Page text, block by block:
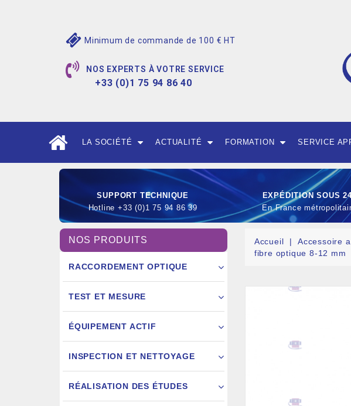
Minimum de commande de 100 € HT
NOS EXPERTS À VOTRE SERVICE
+33 (0)1 75 94 86 40
LA SOCIÉTÉ ACTUALITÉ FORMATION SERVICE
SUPPORT TECHNIQUE
Hotline +33 (0)1 75 94 86 39
EXPÉDITION SOUS
En France
NOS PRODUITS
RACCORDEMENT OPTIQUE
TEST ET MESURE
ÉQUIPEMENT ACTIF
INSPECTION ET NETTOYAGE
RÉALISATION DES ÉTUDES
Accueil Accessoire
fibre optique 8-12 mm
Exclusivité web !